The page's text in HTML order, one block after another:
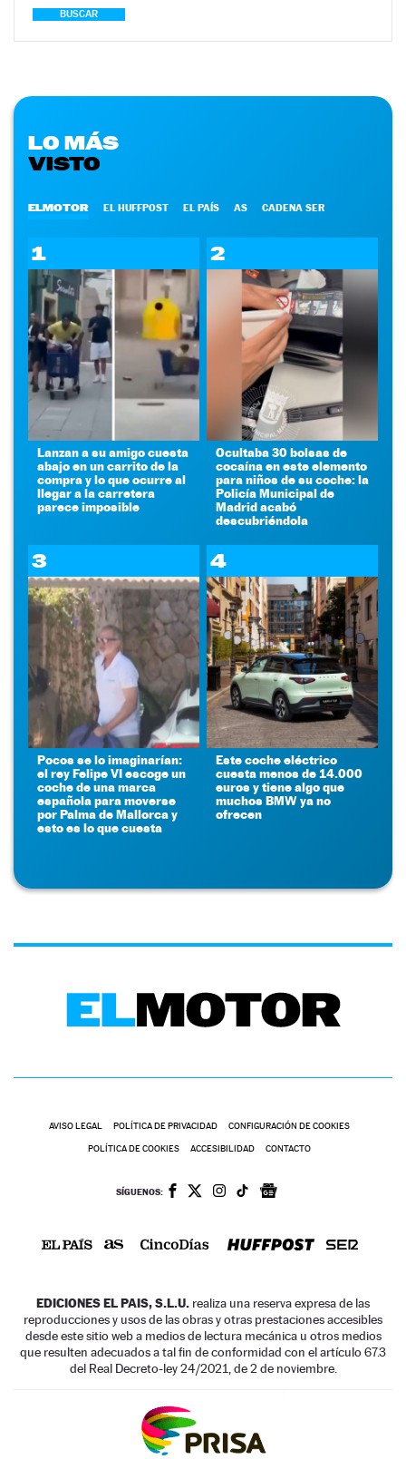
BUSCAR
LO MÁS
VISTO
ELMOTOR EL HUFFPOST EL PAÍS AS CADENA SER
1
Lanzan a su amigo cuesta
abajo en un carrito de la
compra y lo que ocurre al
llegar a la carretera
parece imposible
2
Ocultaba 30 bolsas de
cocaína en este elemento
para niños de su coche: la
Policía Municipal de
Madrid acabó
descubriéndola
3
Pocos se lo imaginarían:
el rey Felipe VI escoge un
coche de una marca
española para moverse
por Palma de Mallorca y
esto es lo que cuesta
4
Este coche eléctrico
cuesta menos de 14.000
euros y tiene algo que
muchos BMW ya no
ofrecen
AVISO LEGAL POLÍTICA DE PRIVACIDAD CONFIGURACIÓN DE COOKIES
POLÍTICA DE COOKIES ACCESIBILIDAD CONTACTO
SÍGUENOS:
EDICIONES EL PAIS, S.L.U. realiza una reserva expresa de las
reproducciones y usos de las obras y otras prestaciones accesibles
desde este sitio web a medios de lectura mecánica u otros medios
que resulten adecuados a tal fin de conformidad con el artículo 67.3
del Real Decreto-ley 24/2021, de 2 de noviembre.